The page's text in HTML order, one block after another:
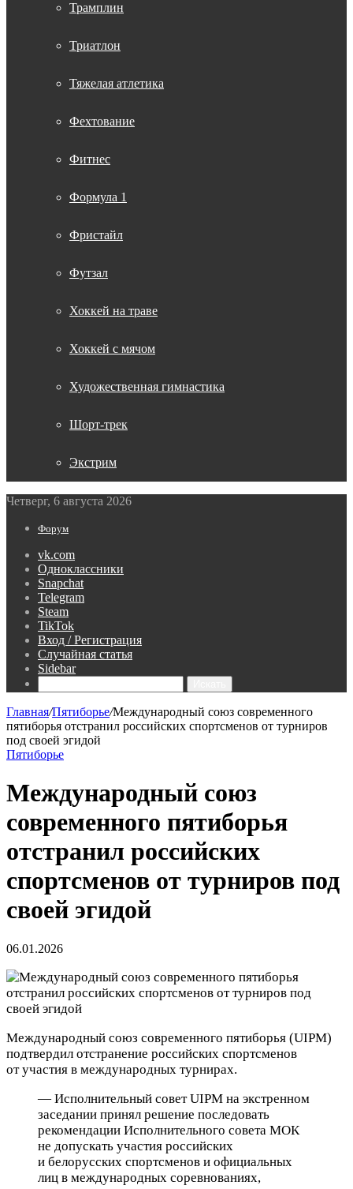
Трамплин
Триатлон
Тяжелая атлетика
Фехтование
Фитнес
Формула 1
Фристайл
Футзал
Хоккей на траве
Хоккей с мячом
Художественная гимнастика
Шорт-трек
Экстрим
Четверг, 6 августа 2026
Форум
vk.com
Одноклассники
Snapchat
Telegram
Steam
TikTok
Вход / Регистрация
Случайная статья
Sidebar
Главная/Пятиборье/Международный союз современного
пятиборья отстранил российских спортсменов от турниров
под своей эгидой
Пятиборье
Международный союз
современного пятиборья
отстранил российских
спортсменов от турниров под
своей эгидой
06.01.2026
Международный союз современного пятиборья (UIPM)
подтвердил отстранение российских спортсменов
от участия в международных турнирах.
— Исполнительный совет UIPM на экстренном
заседании принял решение последовать
рекомендации Исполнительного совета МОК
не допускать участия российских
и белорусских спортсменов и официальных
лиц в международных соревнованиях,